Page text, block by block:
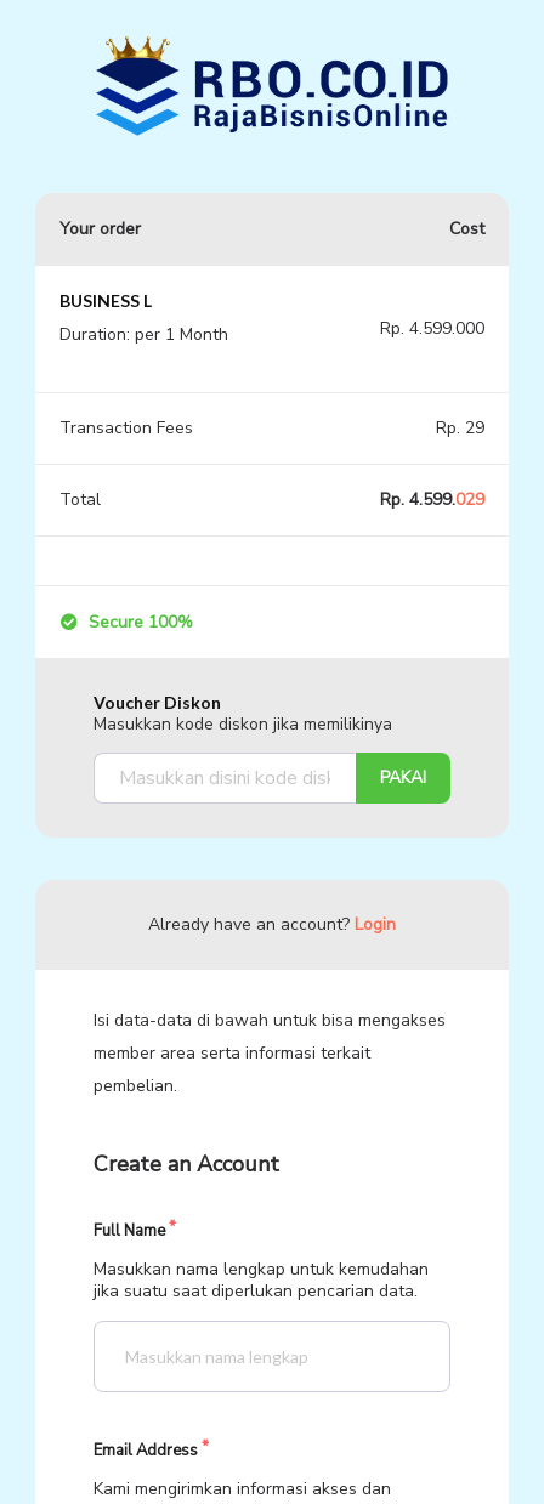
Your order Cost
BUSINESS L
Duration: per 1 Month Rp. 4.599.000
Transaction Fees Rp. 29
Total Rp. 4.599.029
Secure 100%
Voucher Diskon
Masukkan kode diskon jika memilikinya
PAKAI
Already have an account? Login
Isi data-data di bawah untuk bisa mengakses
member area serta informasi terkait
pembelian.
Create an Account
Full Name
Masukkan nama lengkap untuk kemudahan
jika suatu saat diperlukan pencarian data.
Email Address
Kami mengirimkan informasi akses dan